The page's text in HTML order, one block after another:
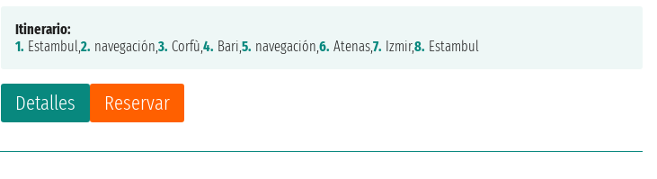
Detalles Reservar
Itinerario:
1. Estambul,2. navegación,3. Corfù,4. Bari,5. navegación,6. Atenas,7. Izmir,8. Estambul